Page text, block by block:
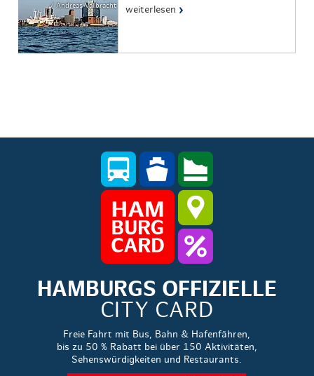
/ Andreas Vallbracht
weiterlesen ›
HAMBURGS OFFIZIELLE
CITY CARD
Freie Fahrt mit Bus, Bahn & Hafenfähren,
bis zu 50 % Rabatt bei über 150 Aktivitäten,
Sehenswürdigkeiten und Restaurants.